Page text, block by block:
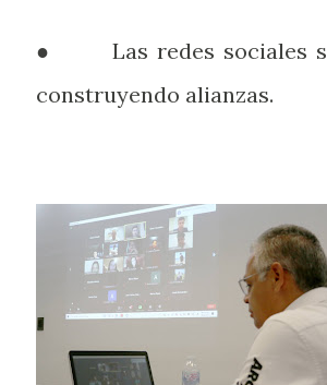
● Las redes sociales
construyendo alianzas.